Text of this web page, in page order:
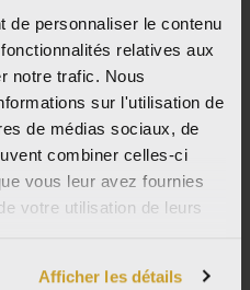
de personnaliser le contenu
relatives aux
notre trafic. Nous
sur l'utilisation de
de médias sociaux, de
combiner celles-ci
vous leur avez fournies
votre utilisation de leurs
Afficher les détails
Codice etico|Privacy|Cookie Policy|
generali di vendita
Politica